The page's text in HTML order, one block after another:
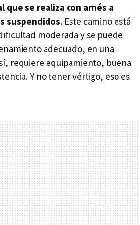
que se realiza con arnés a
suspendidos. Este camino está
moderada y se puede
adecuado, en una
requiere equipamiento, buena
Y no tener vértigo, eso es